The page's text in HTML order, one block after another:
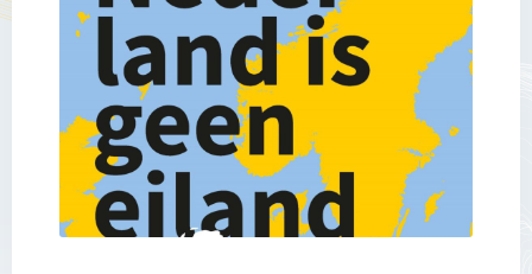
meer
Liana
Hoornweg
Oproep
aan